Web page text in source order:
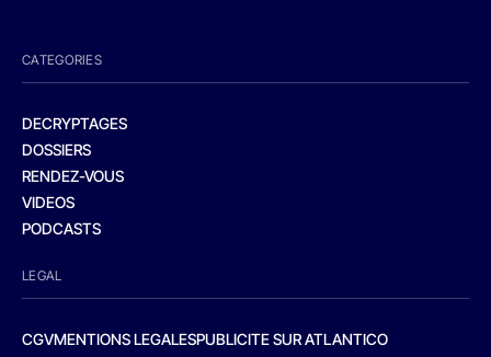
CATEGORIES
DECRYPTAGES
DOSSIERS
RENDEZ-VOUS
VIDEOS
PODCASTS
LEGAL
CGVMENTIONS LEGALESPUBLICITE SUR ATLANTICO